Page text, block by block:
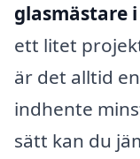
glasmästare
ett litet
är det alltid
indhente
sätt kan du